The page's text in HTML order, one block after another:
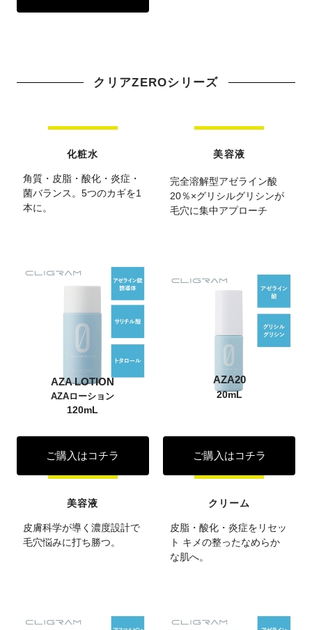
クリアZEROシリーズ
化粧水
角質・皮脂・酸化・炎症・
菌バランス。5つのカギを1
本に。
AZA LOTION
AZAローション
120mL
ご購入はコチラ
美容液
完全溶解型アゼライン酸
20％×グリシルグリシンが
毛穴に集中アプローチ
AZA20
20mL
ご購入はコチラ
美容液
皮膚科学が導く濃度設計で
毛穴悩みに打ち勝つ。
クリーム
皮脂・酸化・炎症をリセッ
ト キメの整ったなめらか
な肌へ。